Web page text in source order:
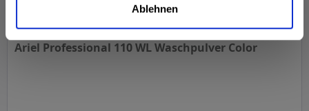
Ablehnen
Ariel Professional 110 WL Waschpulver Color